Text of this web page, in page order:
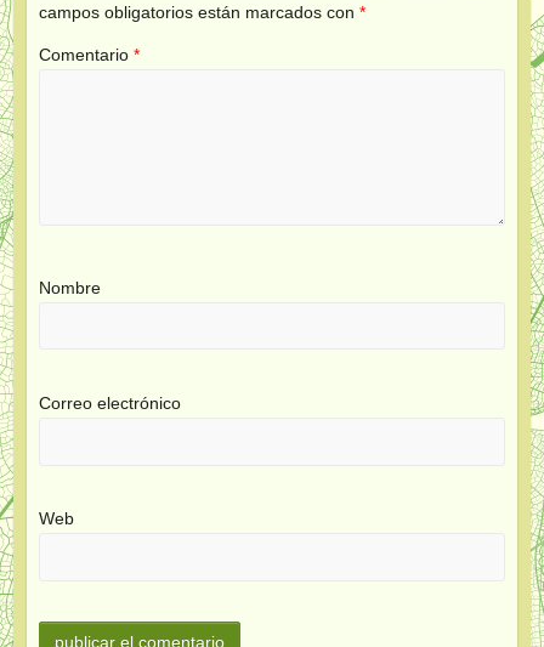
campos obligatorios están marcados con *
Comentario *
Nombre
Correo electrónico
Web